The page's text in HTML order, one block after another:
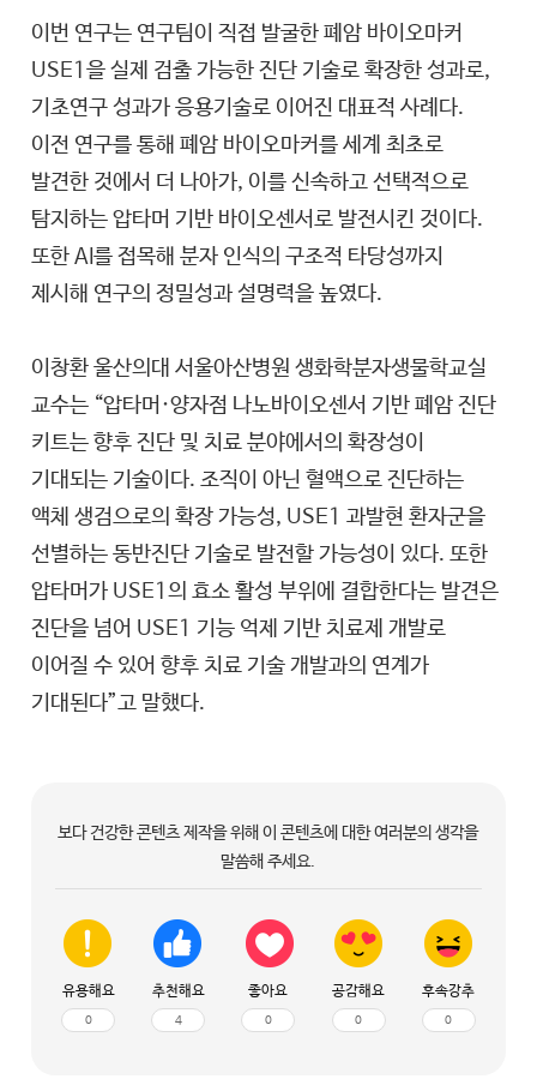
이번 연구는 연구팀이 직접 발굴한 폐암 바이오마커
USE1을 실제 검출 가능한 진단 기술로 확장한 성과로,
기초연구 성과가 응용기술로 이어진 대표적 사례다.
이전 연구를 통해 폐암 바이오마커를 세계 최초로
발견한 것에서 더 나아가, 이를 신속하고 선택적으로
탐지하는 압타머 기반 바이오센서로 발전시킨 것이다.
또한 AI를 접목해 분자 인식의 구조적 타당성까지
제시해 연구의 정밀성과 설명력을 높였다.
이창환 울산의대 서울아산병원 생화학분자생물학교실
교수는 “압타머·양자점 나노바이오센서 기반 폐암 진단
키트는 향후 진단 및 치료 분야에서의 확장성이
기대되는 기술이다. 조직이 아닌 혈액으로 진단하는
액체 생검으로의 확장 가능성, USE1 과발현 환자군을
선별하는 동반진단 기술로 발전할 가능성이 있다. 또한
압타머가 USE1의 효소 활성 부위에 결합한다는 발견은
진단을 넘어 USE1 기능 억제 기반 치료제 개발로
이어질 수 있어 향후 치료 기술 개발과의 연계가
기대된다”고 말했다.
보다 건강한 콘텐츠 제작을 위해 이 콘텐츠에 대한 여러분의 생각을
말씀해 주세요.
유용해요
0
추천해요
4
좋아요
0
공감해요
0
후속강추
0